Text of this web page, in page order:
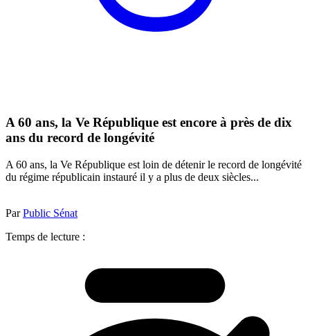
A 60 ans, la Ve République est encore à près de dix
ans du record de longévité
A 60 ans, la Ve République est loin de détenir le record de longévité
du régime républicain instauré il y a plus de deux siècles...
ParPublic Sénat
Temps de lecture :